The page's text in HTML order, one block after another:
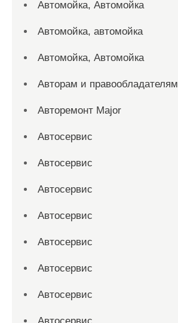
Автомойка, Автомойка
Автомойка, автомойка
Автомойка, Автомойка
Авторам и правообладателям
Авторемонт Major
Автосервис
Автосервис
Автосервис
Автосервис
Автосервис
Автосервис
Автосервис